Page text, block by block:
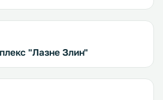
"Лазне Злин"